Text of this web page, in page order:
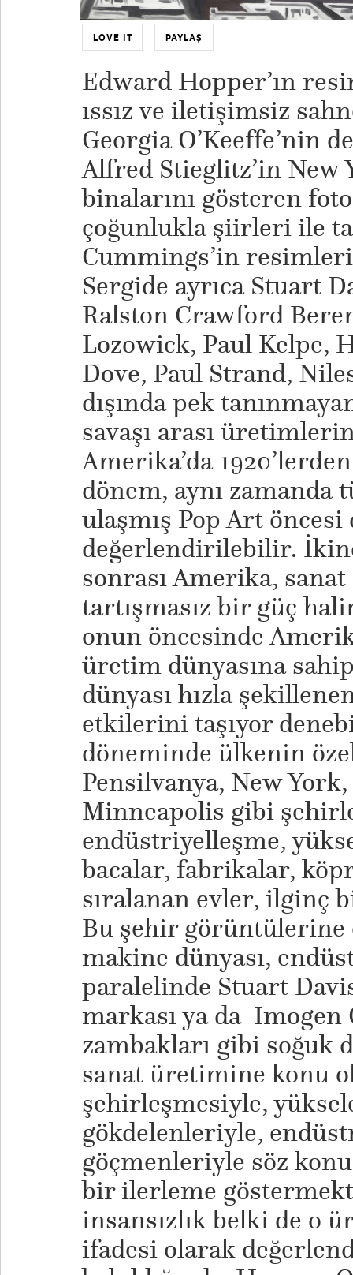
LOVE IT PAYLAŞ
Edward Hopper’ın
ıssız ve iletişimsiz
Georgia O’Keeffe’nin
Alfred Stieglitz’in New
binalarını gösteren
çoğunlukla şiirleri ile
Cummings’in
Sergide ayrıca Stuart
Ralston Crawford
Lozowick, Paul Kelpe,
Dove, Paul Strand,
dışında pek
savaşı arası
Amerika’da
dönem, aynı zamanda
ulaşmış Pop Art
değerlendirilebilir.
sonrası Amerika, sanat
tartışmasız bir güç
onun öncesinde
üretim dünyasına
dünyası hızla
etkilerini taşıyor
döneminde ülkenin
Pensilvanya, New
Minneapolis gibi
endüstriyelleşme,
bacalar, fabrikalar,
sıralanan evler, ilginç
Bu şehir
makine dünyası,
paralelinde Stuart
markası ya da Imogen
zambakları gibi soğuk
sanat üretimine konu
şehirleşmesiyle,
gökdelenleriyle,
göçmenleriyle söz
bir ilerleme
insansızlık belki de o
ifadesi olarak